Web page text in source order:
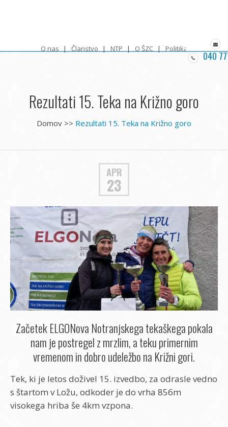
O nas Članstvo NTP O ŠZC Politika zasebnosti
040
Rezultati 15. Teka na Križno goro
Domov >> Rezultati 15. Teka na Križno goro
APR
23
Začetek ELGONova Notranjskega tekaškega pokala
nam je postregel z mrzlim, a teku primernim
vremenom in dobro udeležbo na Križni gori.
Tek, ki je letos doživel 15. izvedbo, za odrasle vedno
s štartom v Ložu, odkoder je do vrha 856m
visokega hriba še 4km vzpona.